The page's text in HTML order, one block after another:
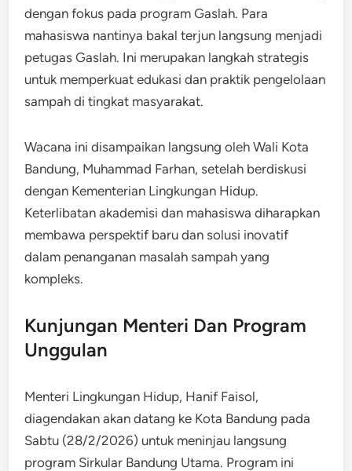
dengan fokus pada program Gaslah. Para
mahasiswa nantinya bakal terjun langsung menjadi
petugas Gaslah. Ini merupakan langkah strategis
untuk memperkuat edukasi dan praktik pengelolaan
sampah di tingkat masyarakat.
Wacana ini disampaikan langsung oleh Wali Kota
Bandung, Muhammad Farhan, setelah berdiskusi
dengan Kementerian Lingkungan Hidup.
Keterlibatan akademisi dan mahasiswa diharapkan
membawa perspektif baru dan solusi inovatif
dalam penanganan masalah sampah yang
kompleks.
Kunjungan Menteri Dan Program
Unggulan
Menteri Lingkungan Hidup, Hanif Faisol,
diagendakan akan datang ke Kota Bandung pada
Sabtu (28/2/2026) untuk meninjau langsung
program Sirkular Bandung Utama. Program ini